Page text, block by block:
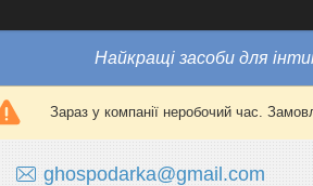
Найкращі засоби для
Зараз у компанії неробочий час.
ghospodarka@gmail.com